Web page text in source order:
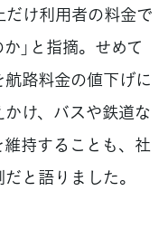
だけ利用者の料金で
」と指摘。せめて
路料金の値下げに
け、バスや鉄道な
持することも、社
と語りました。